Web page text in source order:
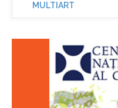
MULTIART